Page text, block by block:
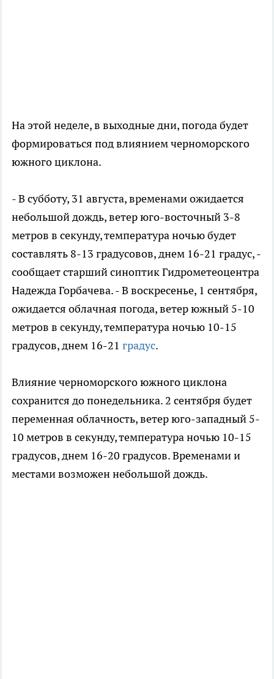
На этой неделе, в выходные дни, погода будет
формироваться под влиянием черноморского
южного циклона.
- В субботу, 31 августа, временами ожидается
небольшой дождь, ветер юго-восточный 3-8
метров в секунду, температура ночью будет
составлять 8-13 градусовов, днем 16-21 градус, -
сообщает старший синоптик Гидрометеоцентра
Надежда Горбачева. - В воскресенье, 1 сентября,
ожидается облачная погода, ветер южный 5-10
метров в секунду, температура ночью 10-15
градусов, днем 16-21 градус.
Влияние черноморского южного циклона
сохранится до понедельника. 2 сентября будет
переменная облачность, ветер юго-западный 5-
10 метров в секунду, температура ночью 10-15
градусов, днем 16-20 градусов. Временами и
местами возможен небольшой дождь.